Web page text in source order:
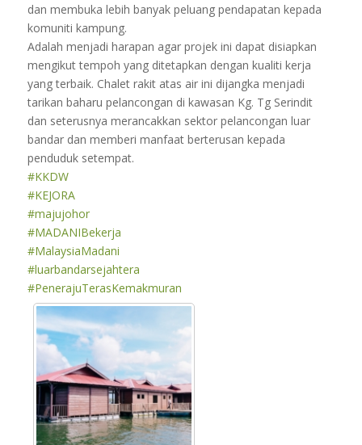
dan membuka lebih banyak peluang pendapatan kepada
komuniti kampung.
Adalah menjadi harapan agar projek ini dapat disiapkan
mengikut tempoh yang ditetapkan dengan kualiti kerja
yang terbaik. Chalet rakit atas air ini dijangka menjadi
tarikan baharu pelancongan di kawasan Kg. Tg Serindit
dan seterusnya merancakkan sektor pelancongan luar
bandar dan memberi manfaat berterusan kepada
penduduk setempat.
#KKDW
#KEJORA
#majujohor
#MADANIBekerja
#MalaysiaMadani
#luarbandarsejahtera
#PenerajuTerasKemakmuran